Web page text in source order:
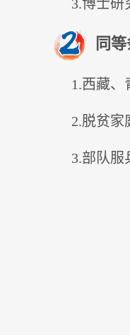
3.博士研
同
1.西藏、
2.脱贫家
3.部队服